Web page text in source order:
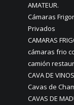
AMATEUR.
Cámaras
Privados
CAMARAS
cámaras frio
camión
CAVA DE
Cavas de
CAVAS DE